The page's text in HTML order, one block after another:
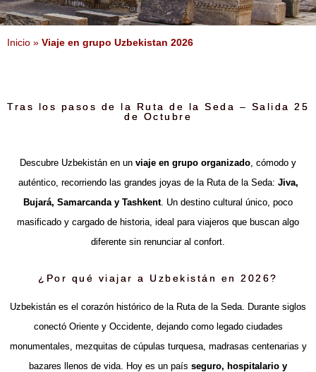
Inicio » Viaje en grupo Uzbekistan 2026
Tras los pasos de la Ruta de la Seda – Salida 25
de Octubre
Descubre Uzbekistán en un viaje en grupo organizado, cómodo y
auténtico, recorriendo las grandes joyas de la Ruta de la Seda: Jiva,
Bujará, Samarcanda y Tashkent. Un destino cultural único, poco
masificado y cargado de historia, ideal para viajeros que buscan algo
diferente sin renunciar al confort.
¿Por qué viajar a Uzbekistán en 2026?
Uzbekistán es el corazón histórico de la Ruta de la Seda. Durante siglos
conectó Oriente y Occidente, dejando como legado ciudades
monumentales, mezquitas de cúpulas turquesa, madrasas centenarias y
bazares llenos de vida. Hoy es un país seguro, hospitalario y